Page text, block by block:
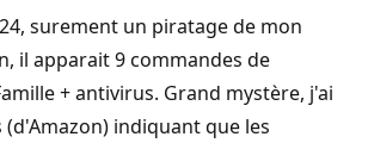
surement un piratage de mon
il apparait 9 commandes de
+ antivirus. Grand mystère, j'ai
(d'Amazon) indiquant que les